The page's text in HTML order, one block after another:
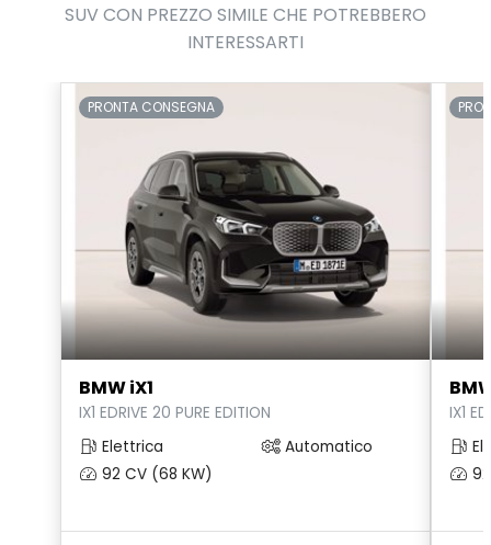
Telecamera posteriore
Vetri oscurati
Volante multifunzionale
Volante regolabile
Volante riscaldato
SUV CON PREZZO SIMILE CHE POTREBBERO
INTERESSARTI
PRONTA CONSEGNA
BMW iX1
IX1 EDRIVE 20 PURE EDITION
Elettrica
Automatico
92 CV (68 KW)
IX1